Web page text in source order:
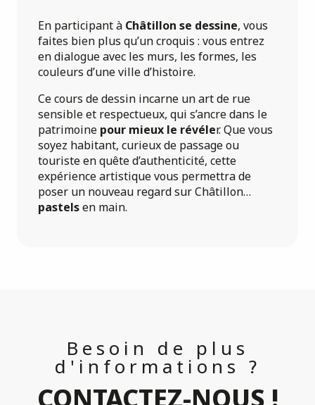
En participant à Châtillon se dessine, vous
faites bien plus qu’un croquis : vous entrez
en dialogue avec les murs, les formes, les
couleurs d’une ville d’histoire.
Ce cours de dessin incarne un art de rue
sensible et respectueux, qui s’ancre dans le
patrimoine pour mieux le révéler. Que vous
soyez habitant, curieux de passage ou
touriste en quête d’authenticité, cette
expérience artistique vous permettra de
poser un nouveau regard sur Châtillon…
pastelsen main.
Besoin de plus
d'informations ?